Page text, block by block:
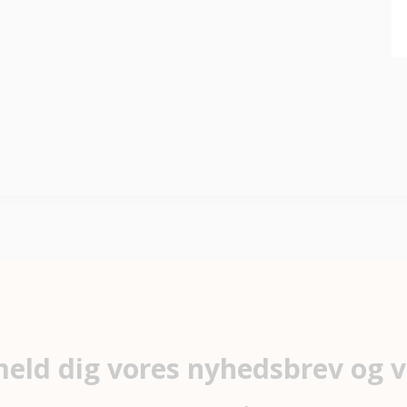
dig vores nyhedsbrev og